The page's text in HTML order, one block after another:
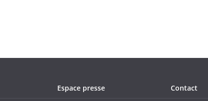
Espace presse Contact